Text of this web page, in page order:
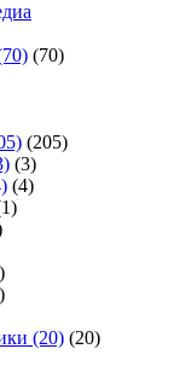
(70)
(205)
(3)
(4)
(20) (20)